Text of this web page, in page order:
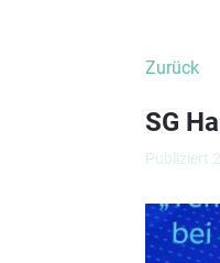
Zurück
SG
Publiziert